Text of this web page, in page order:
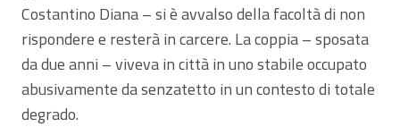
Costantino Diana – si è avvalso della facoltà di non
rispondere e resterà in carcere. La coppia – sposata
da due anni – viveva in città in uno stabile occupato
abusivamente da senzatetto in un contesto di totale
degrado.